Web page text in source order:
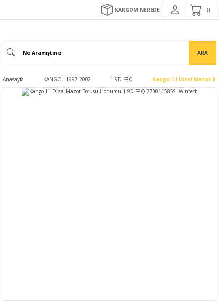
KARGOM NEREDE
ARA
Anasayfa KANGO I 1997-2002 1.9D F8Q Kango 1-I Dizel Mazot